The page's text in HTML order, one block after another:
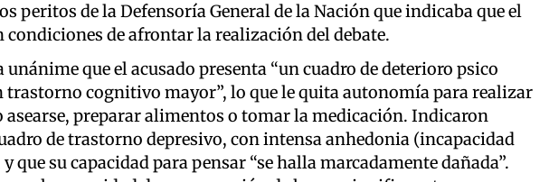
peritos de la Defensoría General de la Nación que indicaba que el
de afrontar la realización del debate.
que el acusado presenta “un cuadro de deterioro psico
cognitivo mayor”, lo que le quita autonomía para realizar
asearse, preparar alimentos o tomar la medicación. Indicaron
de trastorno depresivo, con intensa anhedonia (incapacidad
que su capacidad para pensar “se halla marcadamente dañada”.